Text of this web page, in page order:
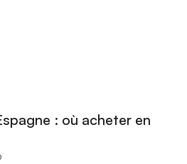
: où acheter en